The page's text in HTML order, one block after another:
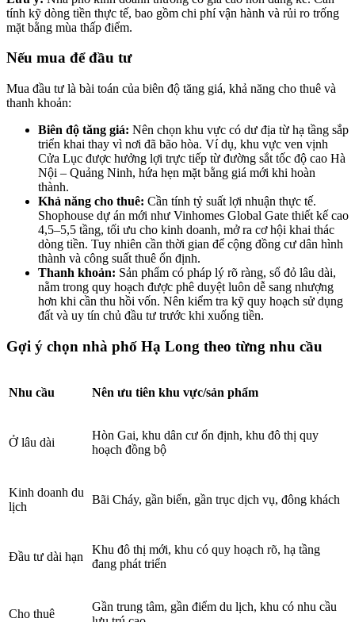
tính kỹ dòng tiền thực tế, bao gồm chi phí vận hành và rủi ro trống
mặt bằng mùa thấp điểm.
Nếu mua để đầu tư
Mua đầu tư là bài toán của biên độ tăng giá, khả năng cho thuê và
thanh khoản:
Biên độ tăng giá: Nên chọn khu vực có dư địa từ hạ tầng sắp
triển khai thay vì nơi đã bão hòa. Ví dụ, khu vực ven vịnh
Cửa Lục được hưởng lợi trực tiếp từ đường sắt tốc độ cao Hà
Nội – Quảng Ninh, hứa hẹn mặt bằng giá mới khi hoàn
thành.
Khả năng cho thuê: Cần tính tỷ suất lợi nhuận thực tế.
Shophouse dự án mới như Vinhomes Global Gate thiết kế cao
4,5–5,5 tầng, tối ưu cho kinh doanh, mở ra cơ hội khai thác
dòng tiền. Tuy nhiên cần thời gian để cộng đồng cư dân hình
thành và công suất thuê ổn định.
Thanh khoản: Sản phẩm có pháp lý rõ ràng, sổ đỏ lâu dài,
nằm trong quy hoạch được phê duyệt luôn dễ sang nhượng
hơn khi cần thu hồi vốn. Nên kiểm tra kỹ quy hoạch sử dụng
đất và uy tín chủ đầu tư trước khi xuống tiền.
Gợi ý chọn nhà phố Hạ Long theo từng nhu cầu
Nhu cầu Nên ưu tiên khu vực/sản phẩm
Ở lâu dài
Hòn Gai, khu dân cư ổn định, khu đô thị quy
hoạch đồng bộ
Kinh doanh du
lịch
Bãi Cháy, gần biển, gần trục dịch vụ, đông khách
Đầu tư dài hạn
Khu đô thị mới, khu có quy hoạch rõ, hạ tầng
đang phát triển
Cho thuê
Gần trung tâm, gần điểm du lịch, khu có nhu cầu